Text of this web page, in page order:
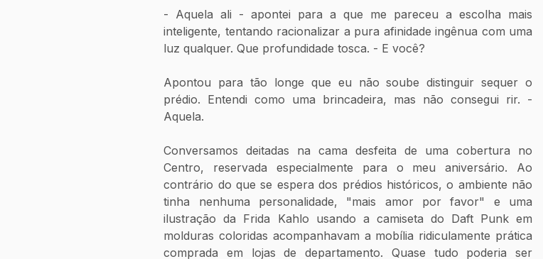
- Aquela ali - apontei para a que me pareceu a escolha mais
inteligente, tentando racionalizar a pura afinidade ingênua com uma
luz qualquer. Que profundidade tosca. - E você?
Apontou para tão longe que eu não soube distinguir sequer o
prédio. Entendi como uma brincadeira, mas não consegui rir. -
Aquela.
Conversamos deitadas na cama desfeita de uma cobertura no
Centro, reservada especialmente para o meu aniversário. Ao
contrário do que se espera dos prédios históricos, o ambiente não
tinha nenhuma personalidade, "mais amor por favor" e uma
ilustração da Frida Kahlo usando a camiseta do Daft Punk em
molduras coloridas acompanhavam a mobília ridiculamente prática
comprada em lojas de departamento. Quase tudo poderia ser